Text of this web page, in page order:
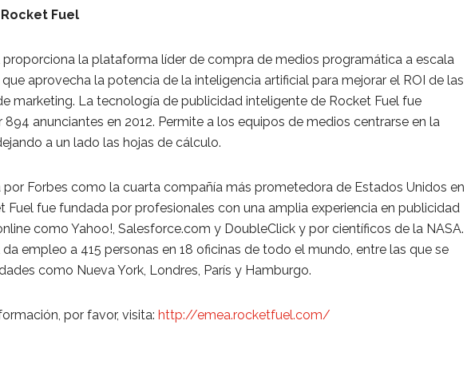
Fuel
proporciona la plataforma líder de compra de medios programática a escala
aprovecha la potencia de la inteligencia artificial para mejorar el ROI de las
marketing. La tecnología de publicidad inteligente de Rocket Fuel fue
894 anunciantes en 2012. Permite a los equipos de medios centrarse en la
a un lado las hojas de cálculo.
por Forbes como la cuarta compañía más prometedora de Estados Unidos en
Fuel fue fundada por profesionales con una amplia experiencia en publicidad
como Yahoo!, Salesforce.com y DoubleClick y por científicos de la NASA.
empleo a 415 personas en 18 oficinas de todo el mundo, entre las que se
como Nueva York, Londres, París y Hamburgo.
por favor, visita: http://emea.rocketfuel.com/